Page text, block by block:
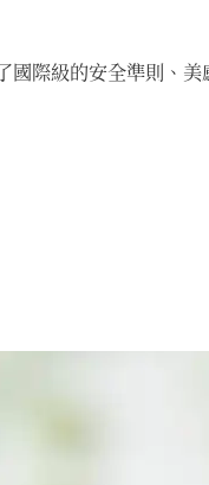
國際級的安全準則、